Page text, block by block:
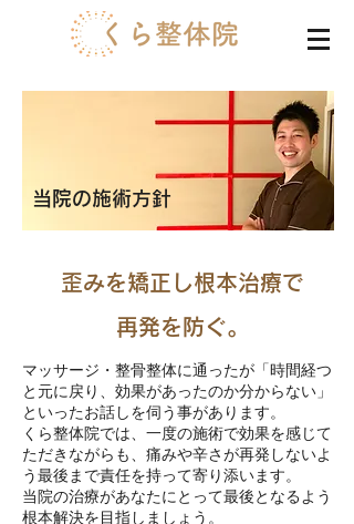
​当院の施術方針
​歪みを矯正し根本治療で
再発を防ぐ。
マッサージ・ 整骨整体に通ったが「時間経つ
と元に戻り、効果があったのか分からない」
といったお話しを伺う事があります。
くら整体院では、一度の施術で効果を感じて
ただきながらも
、痛みや辛さが再発しないよ
う最後まで責任を持って寄り添います。
当院の治療があなたにとって最後となるよう
根本解決を目指しましょう 。